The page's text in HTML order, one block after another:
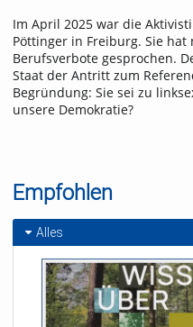
Im April 2025 war die
Pöttinger in Freiburg. Sie hat
Berufsverbote gesprochen.
Staat der Antritt zum
Begründung: Sie sei zu
unsere Demokratie?
Empfohlen
Alles